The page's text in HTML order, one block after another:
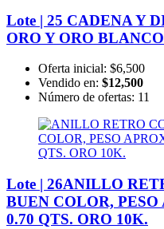
Lote | 25 CADENA Y
ORO Y ORO
Oferta inicial: $6,500
Vendido en: $12,500
Número de ofertas: 11
Lote | 26ANILLO
BUEN COLOR,
0.70 QTS. ORO 10K.